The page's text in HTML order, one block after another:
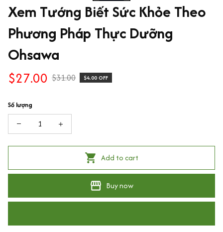
Xem Tướng Biết Sức Khỏe Theo
Phương Pháp Thực Dưỡng
Ohsawa
$27.00 $31.00 $4.00 OFF
Số lượng
Add to cart
Buy now